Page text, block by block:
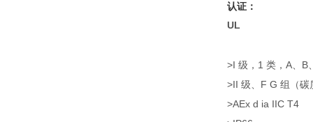
认证：
UL
>I 级，1 类，A、B
>II 级、F G 组（碳
>AEx d ia IIC T4